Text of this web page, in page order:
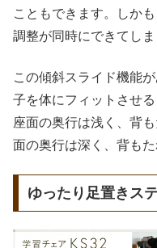
こともできます。しか
調整が同時にできてしま
この傾斜スライド機能
子を体にフィットさせ
座面の奥行は浅く、背
面の奥行は深く、背も
ゆったり足置きス